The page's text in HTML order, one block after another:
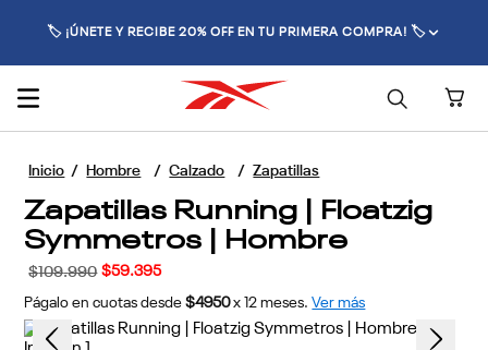
🚚 ENVÍO GRATIS POR COMPRAS SUPERIORES A $70.000 🚚
Hombre Calzado Zapatillas
Zapatillas Running | Floatzig
Symmetros | Hombre
$109.990 $59.395
Págalo en cuotas desde $4950 x 12 meses. Ver más